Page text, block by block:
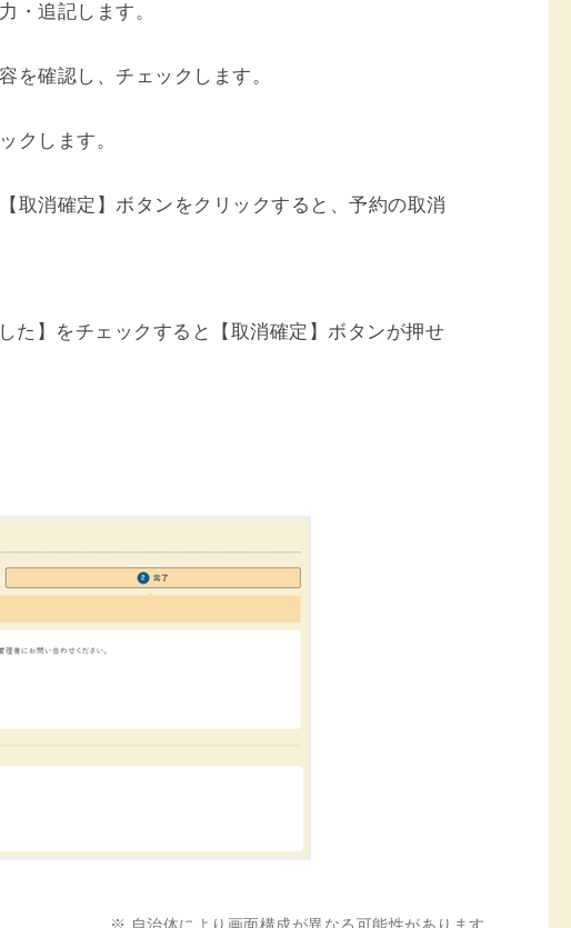
・追記します。
を確認し、チェックします。
クします。
取消確定】ボタンをクリックすると、予約の取消
た】をチェックすると【取消確定】ボタンが押せ
※ 自治体により画面構成が異なる可能性があります。